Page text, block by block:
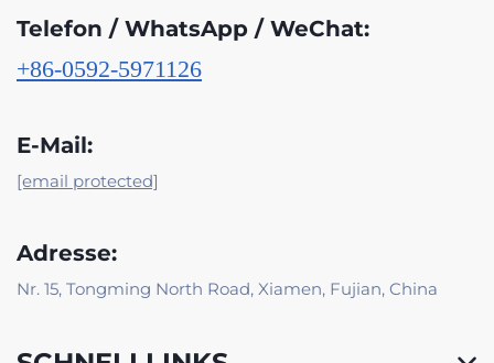
Telefon / WhatsApp / WeChat:
+86-0592-5971126
E-Mail:
[email protected]
Adresse:
Nr. 15, Tongming North Road, Xiamen, Fujian, China